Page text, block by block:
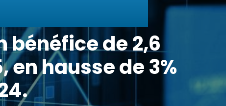
bénéfice de 2,6
en hausse de 3%